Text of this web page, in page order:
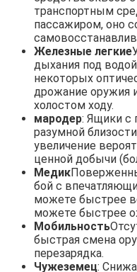
транспортным
пассажиром, оно
Железные легкие
дыхания под
некоторых
дрожание оружия
холостом ходу.
мародер: Ящики с
разумной
увеличение
ценной добычи
Медик
бой с
можете быстрее
можете быстрее
Мобильность
быстрая смена
перезарядка.
Чужеземец: